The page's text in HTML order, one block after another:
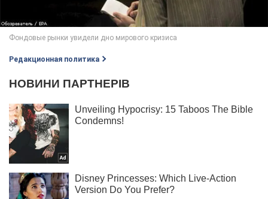
Редакционная политика